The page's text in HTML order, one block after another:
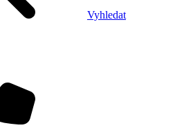
Vyhledat